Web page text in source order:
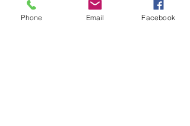
Phone Email Facebook